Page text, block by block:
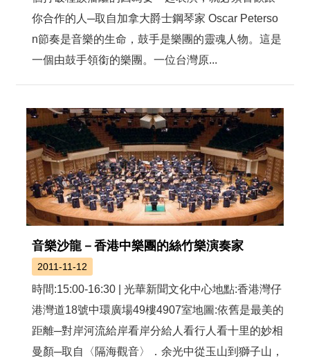
你合作的人─取自加拿大爵士鋼琴家 Oscar Peterso
n節奏是音樂的生命，鼓手是樂團的靈魂人物。這是
一個由鼓手領銜的樂團。一位台灣原...
音樂沙龍－香港中樂團的絲竹樂演奏家
2011-11-12
時間:15:00-16:30 | 光華新聞文化中心地點:香港灣仔
港灣道18號中環廣場49樓4907室地圖:依舊是最美的
距離─對岸河流給岸看岸分給人看行人看十里的妙相
曼顏─取自〈隔海觀音〉．余光中從玉山到獅子山，